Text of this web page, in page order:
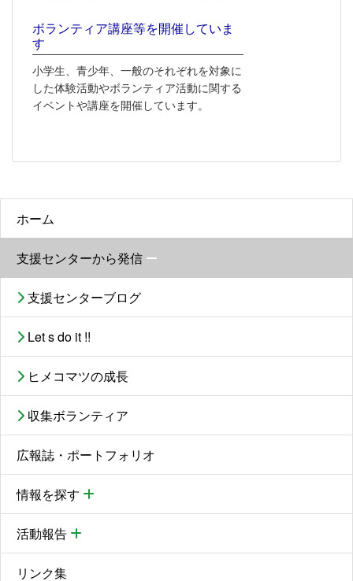
ホーム
支援センターから発信
支援センターブログ
Let s do it !!
ヒメコマツの成長
収集ボランティア
広報誌・ポートフォリオ
情報を探す
活動報告
リンク集
ボランティア講座等を開催していま
す
小学生、青少年、一般のそれぞれを対象に
した体験活動やボランティア活動に関する
イベントや講座を開催しています。